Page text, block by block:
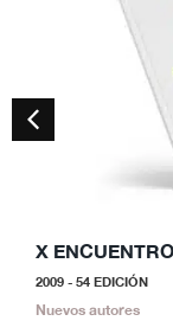
X
2009 - 54 EDICIÓN
Nuevos autores